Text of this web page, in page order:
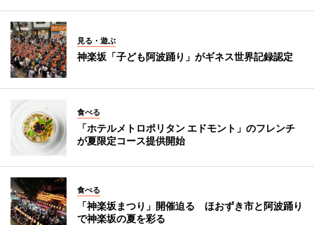
見る・遊ぶ
神楽坂「子ども阿波踊り」がギネス世界記録認定
食べる
「ホテルメトロポリタン エドモント」のフレンチ
が夏限定コース提供開始
食べる
「神楽坂まつり」開催迫る ほおずき市と阿波踊り
で神楽坂の夏を彩る